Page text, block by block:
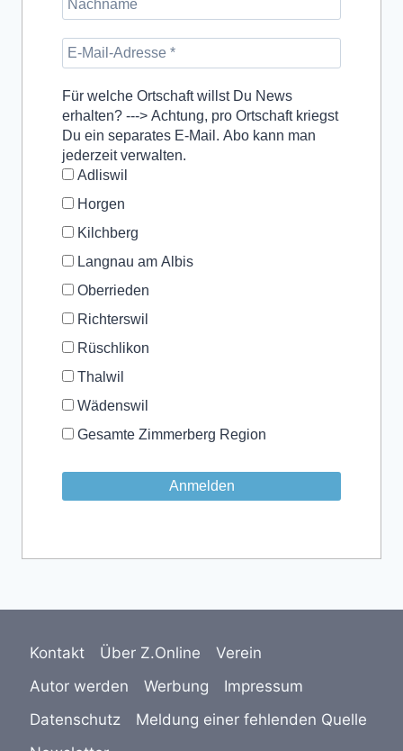
Für welche Ortschaft willst Du News
erhalten? ---> Achtung, pro Ortschaft kriegst
Du ein separates E-Mail. Abo kann man
jederzeit verwalten.
Adliswil
Horgen
Kilchberg
Langnau am Albis
Oberrieden
Richterswil
Rüschlikon
Thalwil
Wädenswil
Gesamte Zimmerberg Region
Kontakt Über Z.Online
Verein
Autor werden
Werbung
Impressum
Datenschutz
Meldung einer fehlenden Quelle